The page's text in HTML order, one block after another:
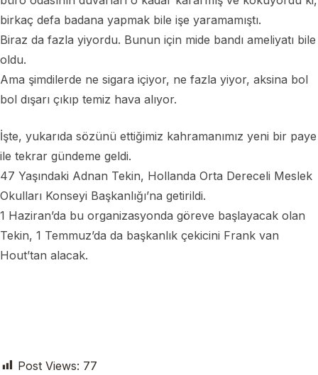
birkaç defa badana yapmak bile işe yaramamıştı.
Biraz da fazla yiyordu. Bunun için mide bandı ameliyatı bile
oldu.
Ama şimdilerde ne sigara içiyor, ne fazla yiyor, aksina bol
bol dışarı çıkıp temiz hava alıyor.
İşte, yukarıda sözünü ettiğimiz kahramanımız yeni bir paye
ile tekrar gündeme geldi.
47 Yaşındaki Adnan Tekin, Hollanda Orta Dereceli Meslek
Okulları Konseyi Başkanlığı’na getirildi.
1 Haziran’da bu organizasyonda göreve başlayacak olan
Tekin, 1 Temmuz’da da başkanlık çekicini Frank van
Hout’tan alacak.
Post Views: 77